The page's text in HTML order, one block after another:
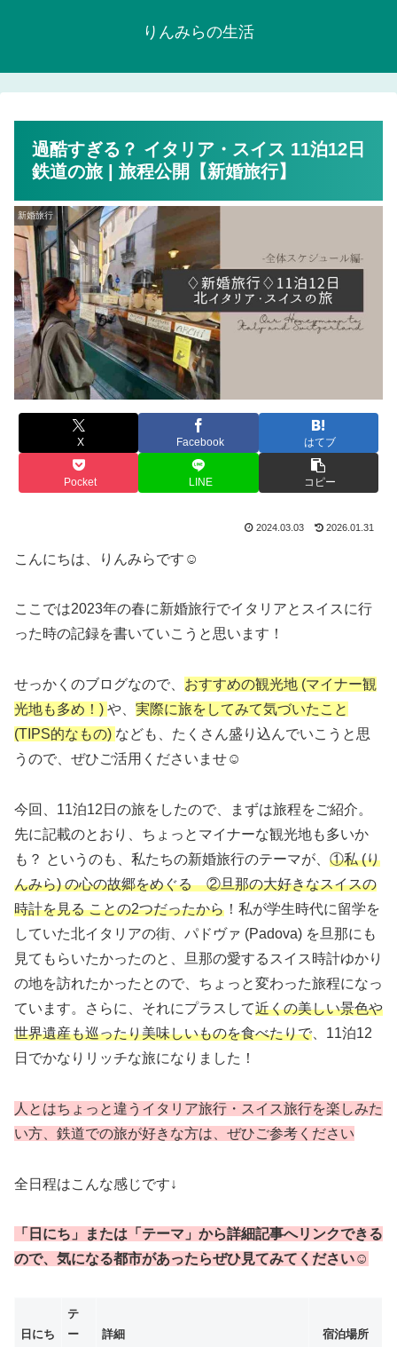
りんみらの生活
過酷すぎる？ イタリア・スイス 11泊12日
鉄道の旅 | 旅程公開【新婚旅行】
新婚旅行
X Facebook はてブ
Pocket LINE コピー
2024.03.03 2026.01.31
こんにちは、りんみらです☺
ここでは2023年の春に新婚旅行でイタリアとスイスに行
った時の記録を書いていこうと思います！
せっかくのブログなので、 おすすめの観光地 (マイナー観
光地も多め！) や、 実際に旅をしてみて気づいたこと
(TIPS的なもの) なども、たくさん盛り込んでいこうと思
うので、ぜひご活用くださいませ☺
今回、11泊12日の旅をしたので、まずは旅程をご紹介。
先に記載のとおり、ちょっとマイナーな観光地も多いか
も？ というのも、私たちの新婚旅行のテーマが、 ①私 (り
んみら) の心の故郷をめぐる ②旦那の大好きなスイスの
時計を見る ことの2つだったから ！私が学生時代に留学を
していた北イタリアの街、パドヴァ (Padova) を旦那にも
見てもらいたかったのと、旦那の愛するスイス時計ゆかり
の地を訪れたかったとので、ちょっと変わった旅程になっ
ています。さらに、それにプラスして近くの美しい景色や
世界遺産も巡ったり美味しいものを食べたりで 、11泊12
日でかなりリッチな旅になりました！
人とはちょっと違うイタリア旅行・スイス旅行を楽しみた
い方、鉄道での旅が好きな方は、ぜひご参考ください
全日程はこんな感じです↓
「日にち」または「テーマ」から詳細記事へリンクできる
ので、気になる都市があったらぜひ見てみてください☺
日にち
テ
ー
詳細 宿泊場所